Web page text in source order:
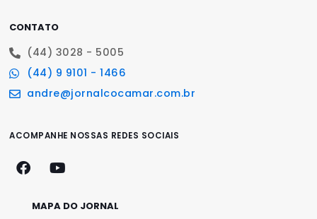
CONTATO
(44) 3028 - 5005
(44) 9 9101 - 1466
andre@jornalcocamar.com.br
ACOMPANHE NOSSAS REDES SOCIAIS
MAPA DO JORNAL